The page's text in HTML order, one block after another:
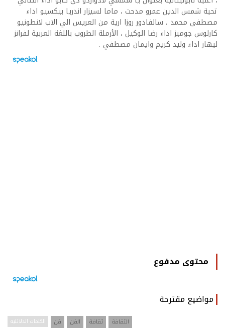
تحية شمس الدين عمرو مدحت ، ماما لسيزار اندريا بيكسيو اداء
مصطفى محمد ، سالفادور روزا ارية من العريس الي الاب لانطونيو
كارلوس جوميز اداء رضا الوكيل ، الأرملة الطروب باللغة العربية لفرانز
ليهار اداء وليد كريم وايمان مصطفي .
محتوى مدفوع
مواضيع مقترحة
الكلمات الدلائليه فن الفن ثقافة الثقافة